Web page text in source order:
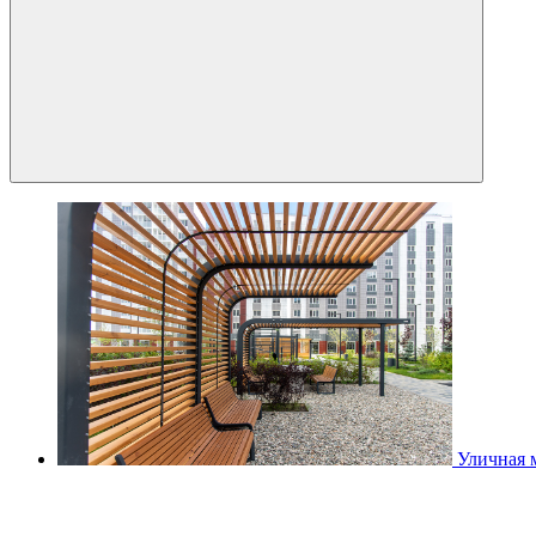
Уличная